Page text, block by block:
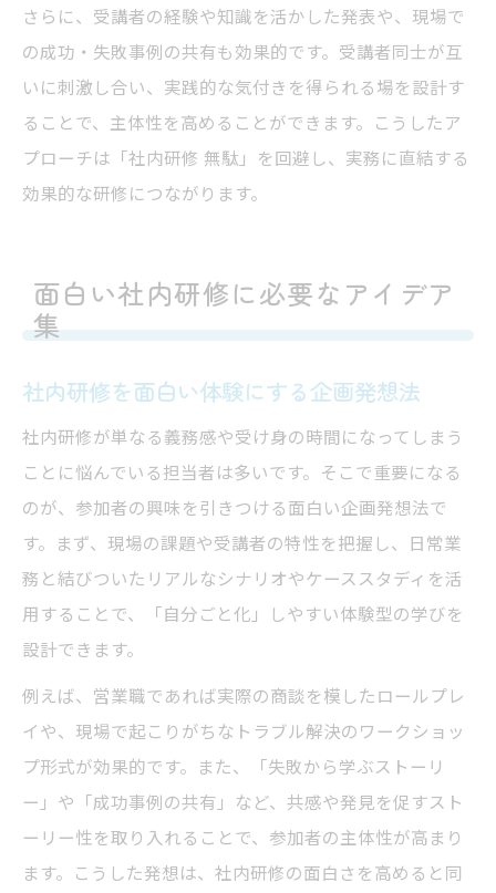
さらに、受講者の経験や知識を活かした発表や、現場で
の成功・失敗事例の共有も効果的です。受講者同士が互
いに刺激し合い、実践的な気付きを得られる場を設計す
ることで、主体性を高めることができます。こうしたア
プローチは「社内研修 無駄」を回避し、実務に直結する
効果的な研修につながります。
面白い社内研修に必要なアイデア
集
社内研修を面白い体験にする企画発想法
社内研修が単なる義務感や受け身の時間になってしまう
ことに悩んでいる担当者は多いです。そこで重要になる
のが、参加者の興味を引きつける面白い企画発想法で
す。まず、現場の課題や受講者の特性を把握し、日常業
務と結びついたリアルなシナリオやケーススタディを活
用することで、「自分ごと化」しやすい体験型の学びを
設計できます。
例えば、営業職であれば実際の商談を模したロールプレ
イや、現場で起こりがちなトラブル解決のワークショッ
プ形式が効果的です。また、「失敗から学ぶストーリ
ー」や「成功事例の共有」など、共感や発見を促すスト
ーリー性を取り入れることで、参加者の主体性が高まり
ます。こうした発想は、社内研修の面白さを高めると同